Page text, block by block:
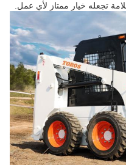
تجعله خيار ممتاز لأي عمل.